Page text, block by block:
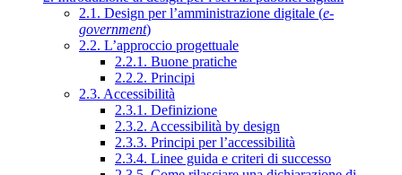
2.1. Design per l’amministrazione digitale (e-
government)
2.2. L’approccio progettuale
2.2.1. Buone pratiche
2.2.2. Principi
2.3. Accessibilità
2.3.1. Definizione
2.3.2. Accessibilità by design
2.3.3. Principi per l’accessibilità
2.3.4. Linee guida e criteri di successo